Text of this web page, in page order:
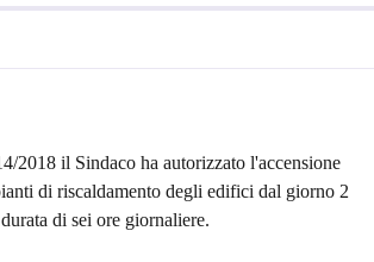
2018 il Sindaco ha autorizzato l'accensione
di riscaldamento degli edifici dal giorno 2
di sei ore giornaliere.